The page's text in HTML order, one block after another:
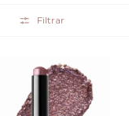
Filtrar